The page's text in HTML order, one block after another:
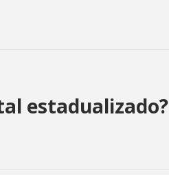
estadualizado?